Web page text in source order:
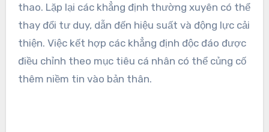
thao. Lặp lại các khẳng định thường xuyên có thể
thay đổi tư duy, dẫn đến hiệu suất và động lực cải
thiện. Việc kết hợp các khẳng định độc đáo được
điều chỉnh theo mục tiêu cá nhân có thể củng cố
thêm niềm tin vào bản thân.